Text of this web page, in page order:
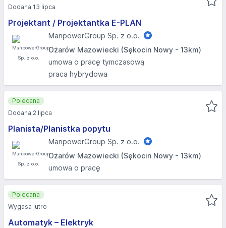
Projektant / Projektantka E-PLAN
ManpowerGroup Sp. z o.o.
Ożarów Mazowiecki (Sękocin Nowy - 13km)
umowa o pracę tymczasową
praca hybrydowa
Dodana 13 lipca
Planista/Planistka popytu
ManpowerGroup Sp. z o.o.
Ożarów Mazowiecki (Sękocin Nowy - 13km)
umowa o pracę
Polecana
Dodana 2 lipca
Automatyk – Elektryk
Polecana
Wygasa jutro